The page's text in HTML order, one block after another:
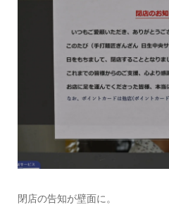
閉店の告知が壁面に。